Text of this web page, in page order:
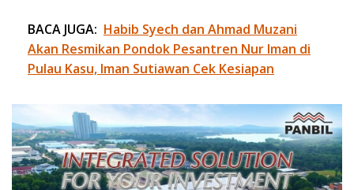
BACA JUGA: Habib Syech dan Ahmad Muzani
Akan Resmikan Pondok Pesantren Nur Iman di
Pulau Kasu, Iman Sutiawan Cek Kesiapan